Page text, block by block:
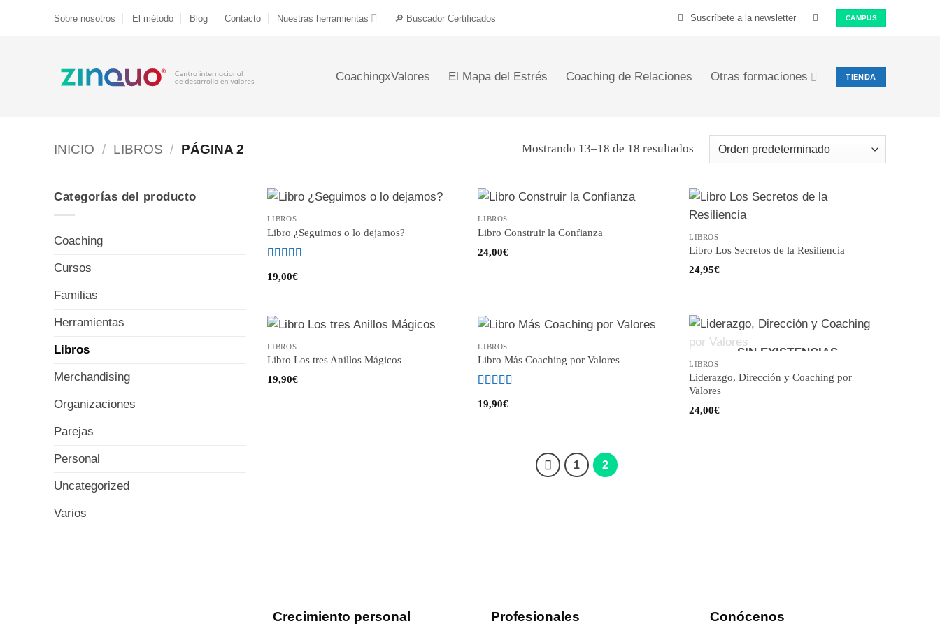
Sobre nosotros El método Blog Contacto Nuestras herramientas 🔎 Buscador Certificados Suscríbete a la newsletter CAMPUS
CoachingxValores El Mapa del Estrés Coaching de Relaciones Otras formaciones TIENDA
INICIO / LIBROS / PÁGINA 2 Mostrando 13–18 de 18 resultados
Categorías del producto
Coaching
Cursos
Familias
Herramientas
Libros
Merchandising
Organizaciones
Parejas
Personal
Uncategorized
Varios
LIBROS
Libro ¿Seguimos o lo dejamos?
con4.75
19,00€
LIBROS
Libro Construir la Confianza
24,00€
LIBROS
Libro Los Secretos de la Resiliencia
24,95€
LIBROS
Libro Los tres Anillos Mágicos
19,90€
LIBROS
Libro Más Coaching por Valores
con4.73
19,90€
SIN EXISTENCIAS
LIBROS
Liderazgo, Dirección y Coaching por
Valores
24,00€
1 2
Crecimiento personal Profesionales Conócenos